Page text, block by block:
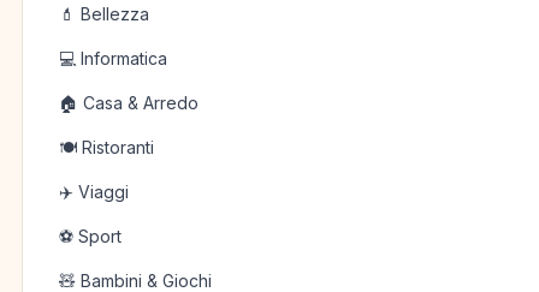
💄 Bellezza
💻 Informatica
🏠 Casa & Arredo
🍽️ Ristoranti
✈️ Viaggi
⚽ Sport
🧸 Bambini & Giochi